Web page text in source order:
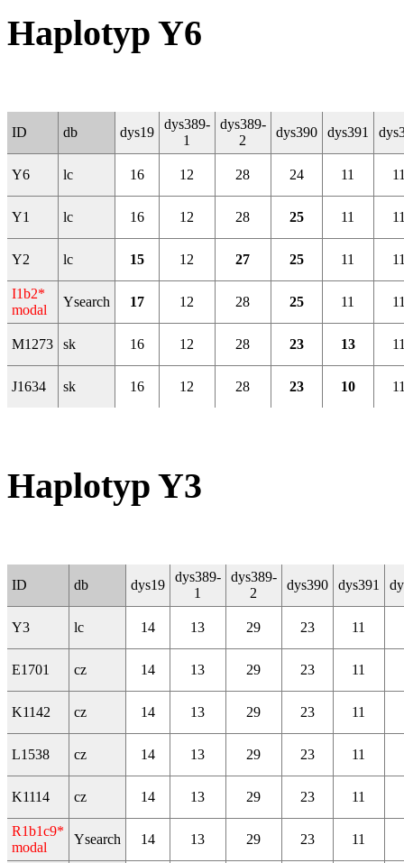
Haplotyp Y6
ID db dys19
dys389-
1
dys389-
2
dys390 dys391
Y6 lc 16 12 28 24 11
Y1 lc 16 12 28 25 11
Y2 lc 15 12 27 25 11
I1b2*
modal
Ysearch 17 12 28 25 11
M1273 sk 16 12 28 23 13
J1634 sk 16 12 28 23 10
Haplotyp Y3
ID db dys19
dys389-
1
dys389-
2
dys390 dys391
Y3 lc 14 13 29 23 11
E1701 cz 14 13 29 23 11
K1142 cz 14 13 29 23 11
L1538 cz 14 13 29 23 11
K1114 cz 14 13 29 23 11
R1b1c9*
modal
Ysearch 14 13 29 23 11